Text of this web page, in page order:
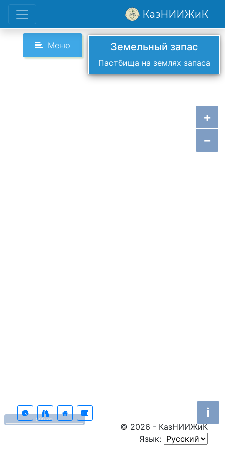
КазНИИЖиК
Меню
+
−
i
500 km
© 2026 - КазНИИЖиК
Язык:
Земельный запас
Пастбища на землях запаса